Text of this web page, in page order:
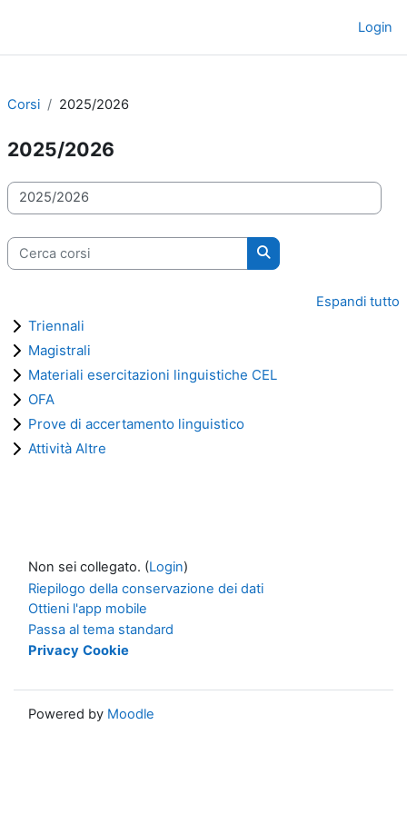
Login
Corsi 2025/2026
2025/2026
Categorie di corso
Cerca corsi
Cerca corsi
Espandi tutto
Triennali
Magistrali
Materiali esercitazioni linguistiche CEL
OFA
Prove di accertamento linguistico
Attività Altre
Non sei collegato. (Login)
Riepilogo della conservazione dei dati
Ottieni l'app mobile
Passa al tema standard
Privacy Cookie
Powered by Moodle